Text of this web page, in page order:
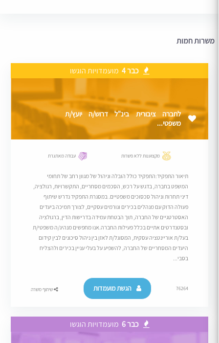
משרות חמות
כבר 4 מועמדויות הוגשו
לחברה ציבורית בינ"ל דרוש/ה יועץ/ת
משפטי...
מקצוענות ללא פשרות עבודה מאתגרת
תיאור התפקיד:התפקיד כולל הובלה וניהול של מגוון רחב של תחומי
המשפט בחברה, בדגש על רכש, הסכמים מסחריים, התקשרויות, רגולציה,
דיני תחרות וניהול סכסוכים משפטיים. במסגרת התפקיד נדרש שיתוף
פעולה הדוק עם מנהלים בכירים וגורמים עסקיים, לצורך תמיכה ביעדים
האסטרטגיים של החברה, תוך הבטחת עמידה בדרישות הדין, ברגולציה
ובסטנדרטים אתיים בכלל פעילות החברה.אנו מחפשים מנהיג/ה משפטי/ת
בעל/ת אוריינטציה עסקית, המסוגל/ת לאזן בין ניהול סיכונים לבין קידום
היעדים המסחריים של החברה, להשפיע על בעלי עניין בכירים ולהצליח
בסבי...
76264 הגשת מועמדות שיתוף משרה
כבר 6 מועמדויות הוגשו